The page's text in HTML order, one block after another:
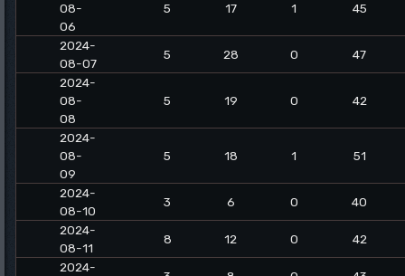
08-
06
5 17 1 45
2024-
08-07
5 28 0
47
2024-
08-
08
5 19 0 42
2024-
08-
09
5 18 1 51
2024-
08-10
3 6 0
40
2024-
08-11
8 12 0
42
2024-